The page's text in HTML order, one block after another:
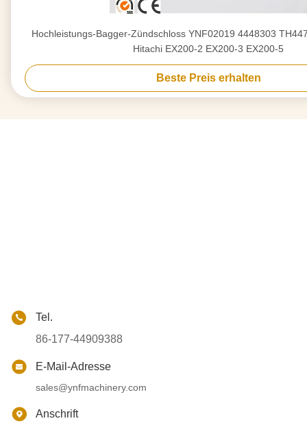
Hochleistungs-Bagger-Zündschloss YNF02019 4448303
Hitachi EX200-2 EX200-3 EX200-5
Beste Preis erhalten
Tel.
86-177-44909388
E-Mail-Adresse
sales@ynfmachinery.com
Anschrift